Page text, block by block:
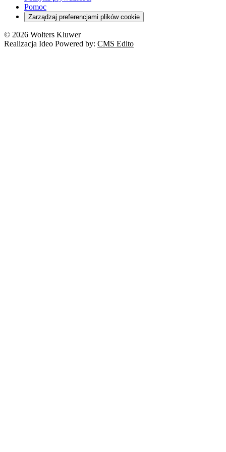
Cyberbezpieczeństwo
Franczyza
Prawo autorskie
RODO
Pomoc
Zarządzaj preferencjami plików cookie
© 2026 Wolters Kluwer
Realizacja Ideo Powered by: CMS Edito